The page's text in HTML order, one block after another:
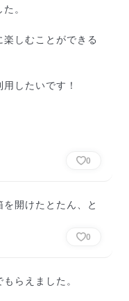
。
しむことができる
したいです！
0
開けたとたん、と
0
らえました。